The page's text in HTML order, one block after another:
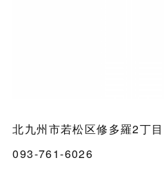
北九州市若松区修多羅2丁
093-761-6026